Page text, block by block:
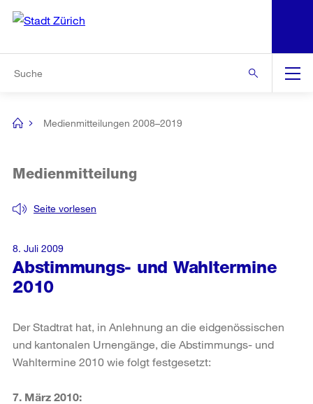
Navigation
[no
Medienmitteilungen 2008–2019
Abstimmungs- und Wahltermine
2010
Seite vorlesen
Medienmitteilung
8. Juli 2009
Der Stadtrat hat, in Anlehnung an die eidgenössischen
und kantonalen Urnengänge, die Abstimmungs- und
Wahltermine 2010 wie folgt festgesetzt:
7. März 2010: